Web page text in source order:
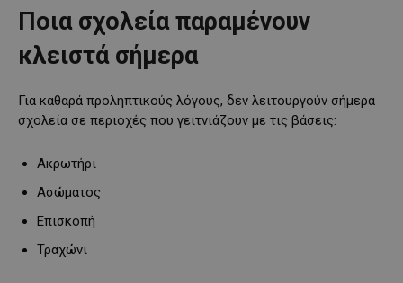
Ποια σχολεία παραμένουν
κλειστά σήμερα
Για καθαρά προληπτικούς λόγους, δεν λειτουργούν σήμερα
σχολεία σε περιοχές που γειτνιάζουν με τις βάσεις:
Ακρωτήρι
Ασώματος
Επισκοπή
Τραχώνι